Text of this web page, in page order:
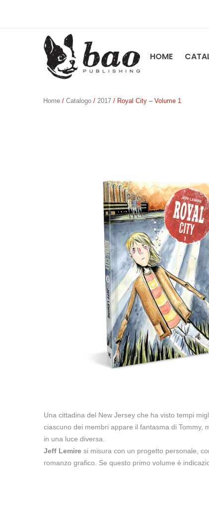
HOME
Home / Catalogo / 2017 / Royal City – Volume 1
Una cittadina del New Jersey che ha visto tempi
ciascuno dei membri appare il fantasma di Tommy,
in una luce diversa.
Jeff Lemire si misura con un progetto personale,
romanzo grafico. Se questo primo volume è